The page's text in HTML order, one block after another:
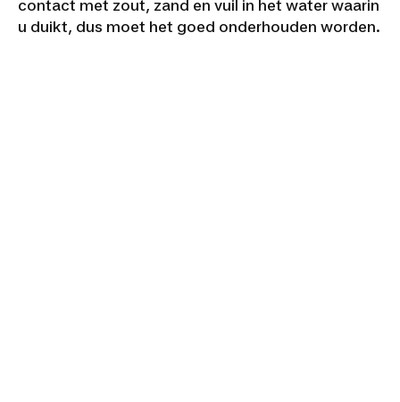
contact met zout, zand en vuil in het water waarin
u duikt, dus moet het goed onderhouden worden.